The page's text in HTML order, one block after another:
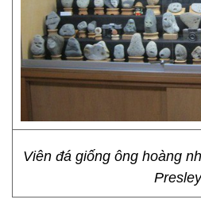
Viên đá giống ông hoàng
Presley